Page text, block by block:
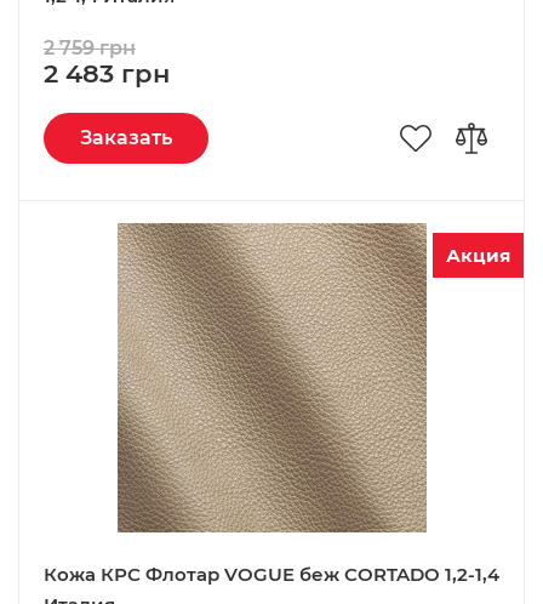
2 483 грн
2 759 грн
Заказать
Акция
Кожа КРС Флотар VOGUE беж CORTADO 1,2-1,4